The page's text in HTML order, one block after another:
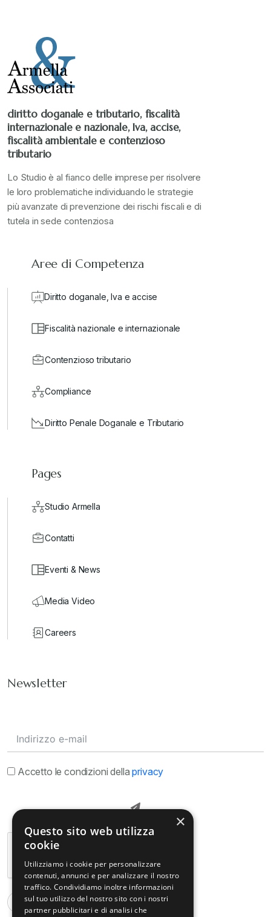
diritto doganale e tributario, fiscalità
internazionale e nazionale, Iva, accise,
fiscalità ambientale e contenzioso
tributario
Lo Studio è al fianco delle imprese per risolvere
le loro problematiche individuando le strategie
più avanzate di prevenzione dei rischi fiscali e di
tutela in sede contenziosa
Aree di Competenza
Diritto doganale, Iva e accise
Fiscalità nazionale e internazionale
Contenzioso tributario
Compliance
Diritto Penale Doganale e Tributario
Pages
Studio Armella
Contatti
Eventi & News
Media Video
Careers
Newsletter
Accetto le condizioni dellaprivacy
×
Questo sito web utilizza
cookie
Utilizziamo i cookie per personalizzare
contenuti, annunci e per analizzare il nostro
traffico. Condividiamo inoltre informazioni
sul tuo utilizzo del nostro sito con i nostri
partner pubblicitari e di analisi che